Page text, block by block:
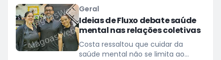
Geral
Ideias de Fluxo debate saúde
mental nas relações coletivas
Costa ressaltou que cuidar da
saúde mental não se limita ao